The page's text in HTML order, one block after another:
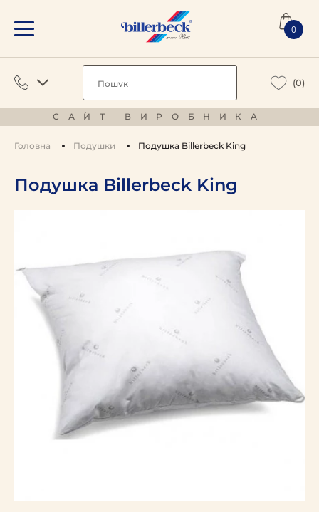
0
(0)
САЙТ ВИРОБНИКА
Головна Подушки Подушка Billerbeck King
Подушка Billerbeck King